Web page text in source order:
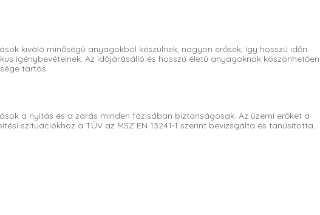
kiváló minőségű anyagokból készülnek, nagyon erősek, így hosszú időn
igénybevételnek. Az időjárásálló és hosszú életű anyagoknak köszönhetően
tartós.
a nyitás és a zárás minden fázisában biztonságosak. Az üzemi erőket a
szituációkhoz a TÜV az MSZ EN 13241-1 szerint bevizsgálta és tanúsította.